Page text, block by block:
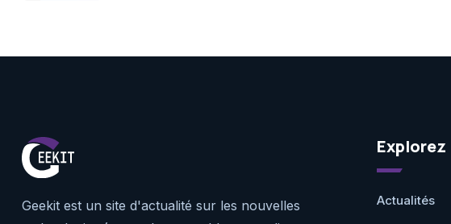
Geekit est un site d'actualité sur les nouvelles
Explorez
Actualités